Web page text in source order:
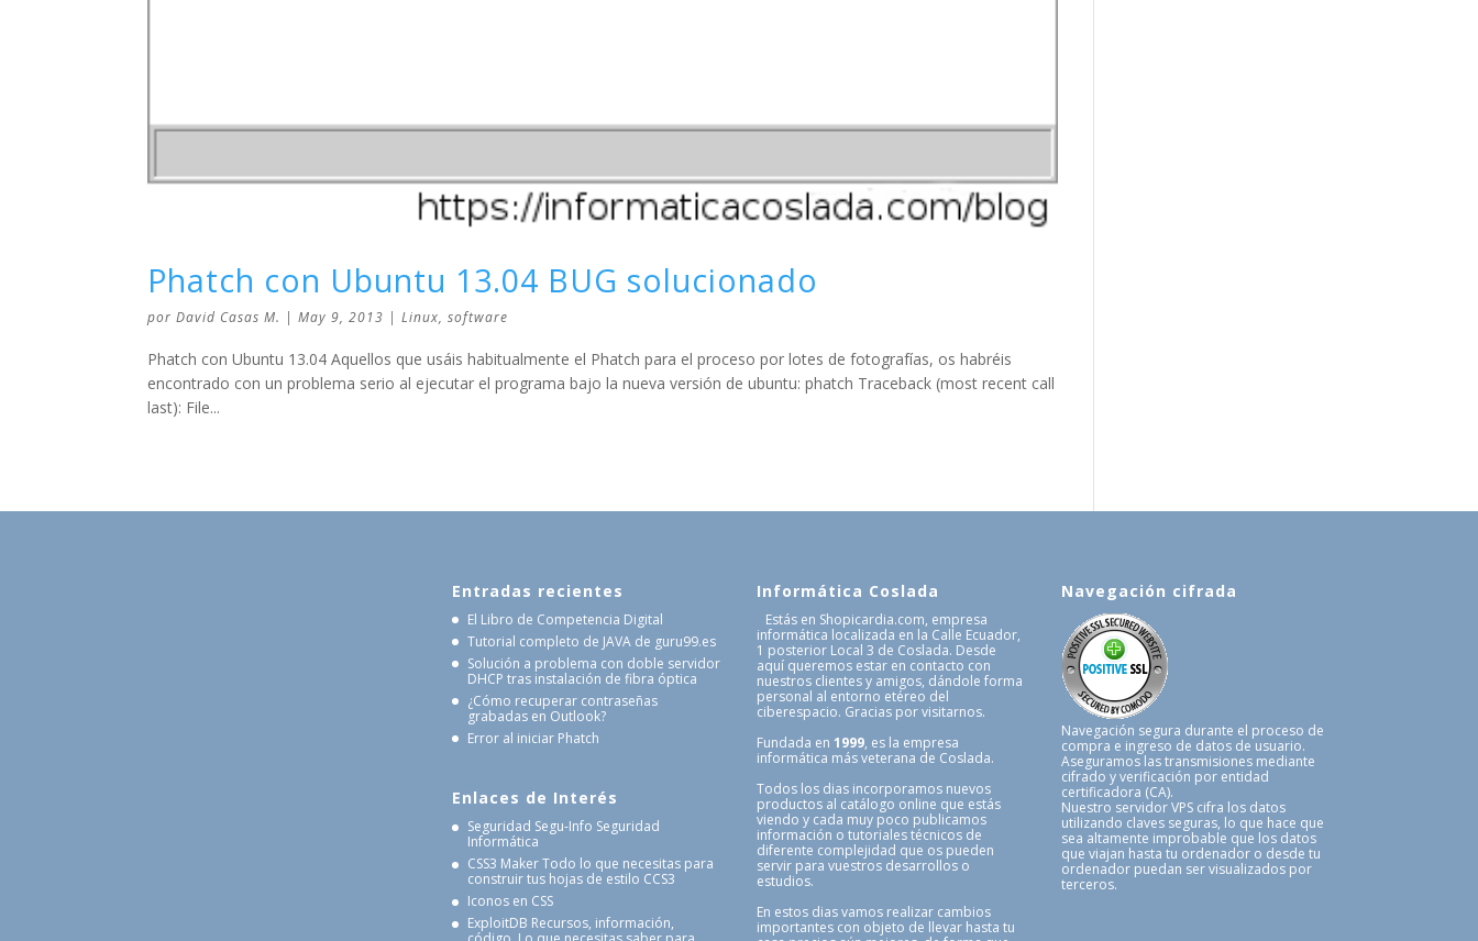
Phatch con Ubuntu 13.04 BUG solucionado
porDavid Casas M. |May 9, 2013 |Linux,software
Phatch con Ubuntu 13.04 Aquellos que usáis habitualmente el Phatch para el proceso por lotes de fotografías, os habréis
encontrado con un problema serio al ejecutar el programa bajo la nueva versión de ubuntu: phatch Traceback (most recent call
last): File...
Entradas recientes
El Libro de Competencia Digital
Tutorial completo de JAVA de guru99.es
Solución a problema con doble servidor
DHCP tras instalación de fibra óptica
¿Cómo recuperar contraseñas
grabadas en Outlook?
Error al iniciar Phatch
Enlaces de Interés
Seguridad Segu-Info Seguridad
Informática
CSS3 MakerTodo lo que necesitas para
construir tus hojas de estilo CCS3
Iconos en CSS
ExploitDB Recursos, información,
Informática Coslada
Estás en Shopicardia.com, empresa
informática localizada en la Calle Ecuador,
1 posterior Local 3 de Coslada. Desde
aquí queremos estar en contacto con
nuestros clientes y amigos, dándole forma
personal al entorno etéreo del
ciberespacio. Gracias por visitarnos.
Fundada en1999, es la empresa
informática más veterana de Coslada.
Todos los dias incorporamos nuevos
productos al catálogo online que estás
viendo y cada muy poco publicamos
información o tutoriales técnicos de
diferente complejidad que os pueden
servir para vuestros desarrollos o
estudios.
En estos dias vamos realizar cambios
importantes con objeto de llevar hasta tu
Navegación cifrada
Navegación segura durante el proceso de
compra e ingreso de datos de usuario.
Aseguramos las transmisiones mediante
cifrado y verificación por entidad
certificadora (CA).
Nuestro servidor VPS cifra los datos
utilizando claves seguras, lo que hace que
sea altamente improbable que los datos
que viajan hasta tu ordenador o desde tu
ordenador puedan ser visualizados por
terceros.